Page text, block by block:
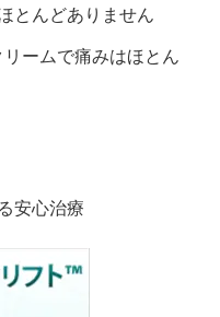
とんどありません
ームで痛みはほとん
安心治療